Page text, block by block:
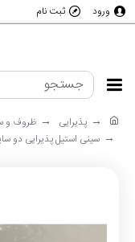
ورود ثبت نام
پذیرایی
ظروف و
سینی استیل پذیرایی دو